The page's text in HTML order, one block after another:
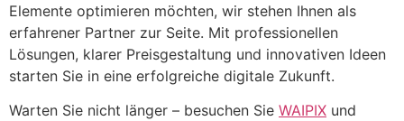
Elemente optimieren möchten, wir stehen Ihnen als
erfahrener Partner zur Seite. Mit professionellen
Lösungen, klarer Preisgestaltung und innovativen Ideen
starten Sie in eine erfolgreiche digitale Zukunft.
Warten Sie nicht länger – besuchen Sie WAIPIX und